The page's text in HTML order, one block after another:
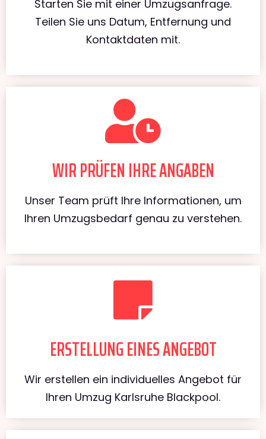
Starten Sie mit einer Umzugsanfrage.
Teilen Sie uns Datum, Entfernung und
Kontaktdaten mit.
WIR PRÜFEN IHRE ANGABEN
Unser Team prüft Ihre Informationen, um
Ihren Umzugsbedarf genau zu verstehen.
ERSTELLUNG EINES ANGEBOT
Wir erstellen ein individuelles Angebot für
Ihren Umzug Karlsruhe Blackpool.